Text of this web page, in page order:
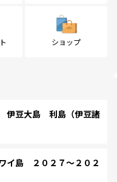
ショップ
豆大島 利島（伊豆諸
島 ２０２７～２０２